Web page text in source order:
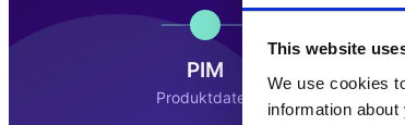
This website
We use cookies
information